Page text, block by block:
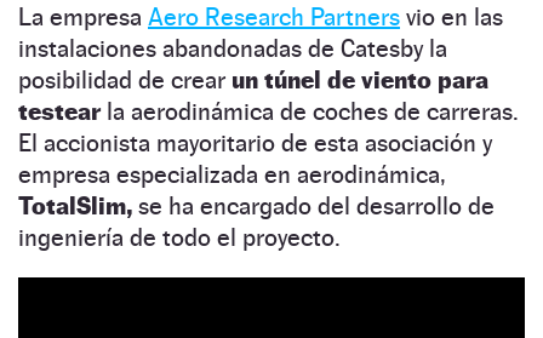
La empresa Aero Research Partners vio en las
instalaciones abandonadas de Catesby la
posibilidad de crear un túnel de viento para
testearla aerodinámica de coches de carreras.
El accionista mayoritario de esta asociación y
empresa especializada en aerodinámica,
TotalSlim, se ha encargado del desarrollo de
ingeniería de todo el proyecto.